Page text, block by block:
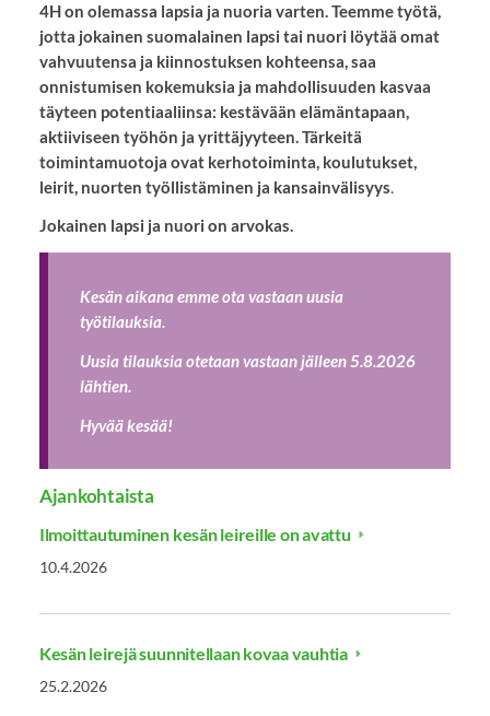
4H on olemassa lapsia ja nuoria varten. Teemme työtä,
jotta jokainen suomalainen lapsi tai nuori löytää omat
vahvuutensa ja kiinnostuksen kohteensa, saa
onnistumisen kokemuksia ja mahdollisuuden kasvaa
täyteen potentiaaliinsa: kestävään elämäntapaan,
aktiiviseen työhön ja yrittäjyyteen. Tärkeitä
toimintamuotoja ovat kerhotoiminta, koulutukset,
leirit, nuorten työllistäminen ja kansainvälisyys
Jokainen lapsi ja nuori on arvokas.
Kesän aikana emme ota vastaan uusia
työtilauksia.
Uusia tilauksia otetaan vastaan jälleen 5.8.2026
lähtien.
Hyvää kesää!
Ajankohtaista
Ilmoittautuminen kesän leireille on avattu
10.4.2026
Kesän leirejä suunnitellaan kovaa vauhtia
25.2.2026